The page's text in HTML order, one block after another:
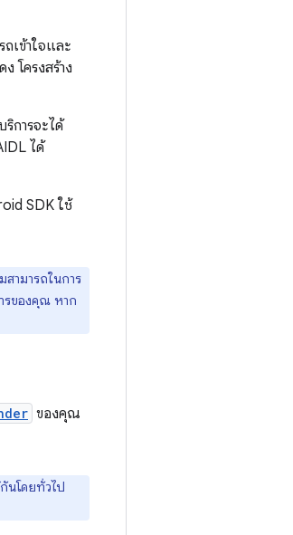
เข้าใจและ
โครงสร้าง
การจะได้
ได้
SDK ใช้
สามารถในการ
รของคุณ หาก
ของคุณ
นโดยทั่วไป